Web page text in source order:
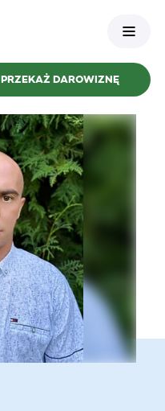
PRZEKAŻ DAROWIZNĘ